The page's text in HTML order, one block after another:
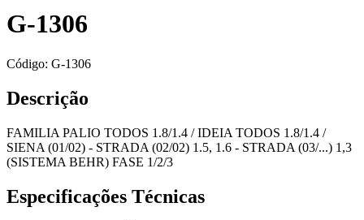
G-1306
Código: G-1306
Descrição
FAMILIA PALIO TODOS 1.8/1.4 / IDEIA TODOS 1.8/1.4 /
SIENA (01/02) - STRADA (02/02) 1.5, 1.6 - STRADA (03/...) 1,3
(SISTEMA BEHR) FASE 1/2/3
Especificações Técnicas